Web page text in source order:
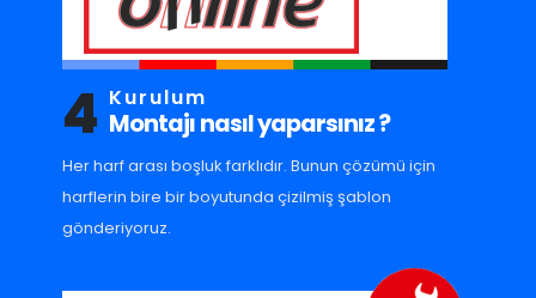
4 Kurulum
Montajı nasıl yaparsınız ?
Her harf arası boşluk farklıdır. Bunun çözümü için
harflerin bire bir boyutunda çizilmiş şablon
gönderiyoruz.